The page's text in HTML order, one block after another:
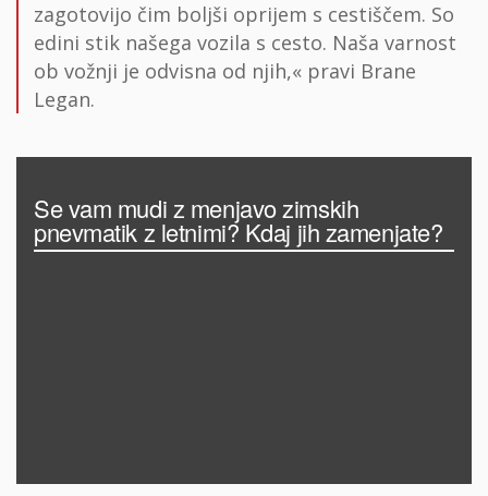
zagotovijo čim boljši oprijem s cestiščem. So
edini stik našega vozila s cesto. Naša varnost
ob vožnji je odvisna od njih,« pravi Brane
Legan.